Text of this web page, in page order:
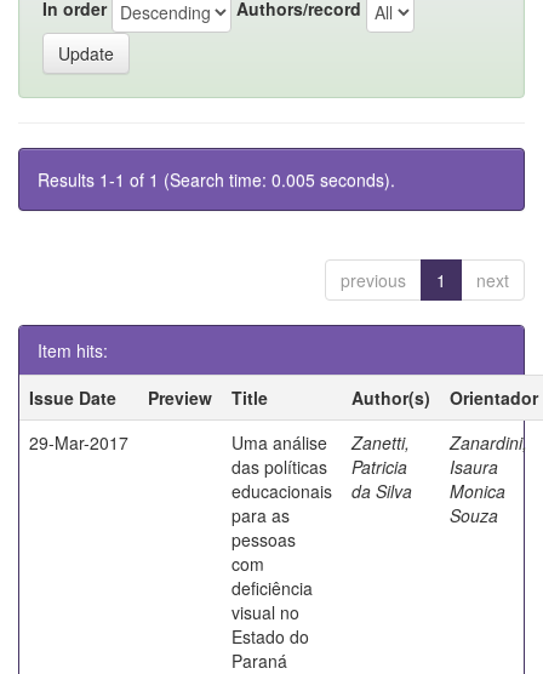
In order Authors/record
Results 1-1 of 1 (Search time: 0.005 seconds).
previous 1 next
Item hits:
Issue Date
Preview Title Author(s)
Orientador
29-Mar-2017
Uma análise
das políticas
educacionais
para as
pessoas
com
deficiência
visual no
Estado do
Paraná
Zanetti,
Patricia
da Silva
Zanardini,
Isaura
Monica
Souza